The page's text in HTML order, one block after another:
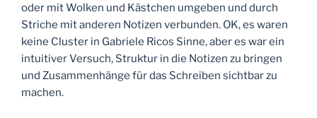
oder mit Wolken und Kästchen umgeben und durch
Striche mit anderen Notizen verbunden. OK, es waren
keine Cluster in Gabriele Ricos Sinne, aber es war ein
intuitiver Versuch, Struktur in die Notizen zu bringen
und Zusammenhänge für das Schreiben sichtbar zu
machen.